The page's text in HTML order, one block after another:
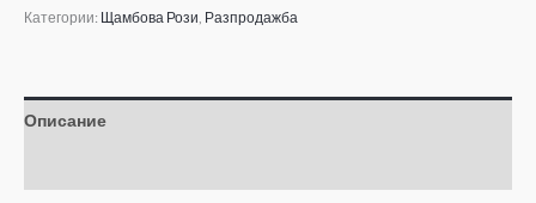
Категории: Щамбова Рози, Разпродажба
Описание